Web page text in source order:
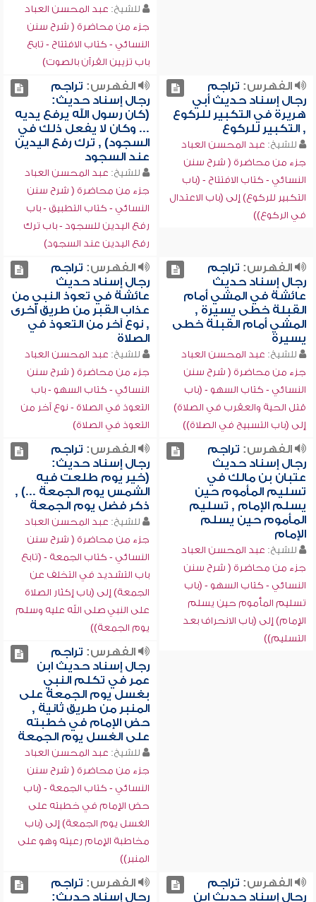
للشيخ: عبد المحسن العباد
جزء من محاضرة ( شرح سنن
النسائي - كتاب الافتتاح - تابع
باب تزيين القرآن بالصوت)
الفهرس: تراجم
رجال إسناد حديث أبي
هريرة في التكبير للركوع
, التكبير للركوع
للشيخ: عبد المحسن العباد
جزء من محاضرة ( شرح سنن
النسائي - كتاب الافتتاح - (باب
التكبير للركوع) إلى (باب الاعتدال
في الركوع))
الفهرس: تراجم
رجال إسناد حديث:
(كان رسول الله يرفع يديه
... وكان لا يفعل ذلك في
السجود) , ترك رفع اليدين
عند السجود
للشيخ: عبد المحسن العباد
جزء من محاضرة ( شرح سنن
النسائي - كتاب التطبيق - باب
رفع اليدين للسجود - باب ترك
رفع اليدين عند السجود)
الفهرس: تراجم
رجال إسناد حديث
عائشة في المشي أمام
القبلة خطى يسيرة ,
المشي أمام القبلة خطى
يسيرة
للشيخ: عبد المحسن العباد
جزء من محاضرة ( شرح سنن
النسائي - كتاب السهو - (باب
قتل الحية والعقرب في الصلاة)
إلى (باب التسبيح في الصلاة))
الفهرس: تراجم
رجال إسناد حديث
عائشة في تعوذ النبي من
عذاب القبر من طريق أخرى
, نوع آخر من التعوذ في
الصلاة
للشيخ: عبد المحسن العباد
جزء من محاضرة ( شرح سنن
النسائي - كتاب السهو - باب
التعوذ في الصلاة - نوع آخر من
التعوذ في الصلاة)
الفهرس: تراجم
رجال إسناد حديث
عتبان بن مالك في
تسليم المأموم حين
يسلم الإمام , تسليم
المأموم حين يسلم
الإمام
للشيخ: عبد المحسن العباد
جزء من محاضرة ( شرح سنن
النسائي - كتاب السهو - (باب
تسليم المأموم حين يسلم
الإمام) إلى (باب الانحراف بعد
التسليم))
الفهرس: تراجم
رجال إسناد حديث:
(خير يوم طلعت فيه
الشمس يوم الجمعة ...) ,
ذكر فضل يوم الجمعة
للشيخ: عبد المحسن العباد
جزء من محاضرة ( شرح سنن
النسائي - كتاب الجمعة - (تابع
باب التشديد في التخلف عن
الجمعة) إلى (باب إكثار الصلاة
على النبي صلى الله عليه وسلم
يوم الجمعة))
الفهرس: تراجم
رجال إسناد حديث ابن
عمر في تكلم النبي
بغسل يوم الجمعة على
المنبر من طريق ثانية ,
حض الإمام في خطبته
على الغسل يوم الجمعة
للشيخ: عبد المحسن العباد
جزء من محاضرة ( شرح سنن
النسائي - كتاب الجمعة - (باب
حض الإمام في خطبته على
الغسل يوم الجمعة) إلى (باب
مخاطبة الإمام رعيته وهو على
المنبر))
الفهرس: تراجم
رجال إسناد حديث ابن
الفهرس: تراجم
رجال إسناد حديث: